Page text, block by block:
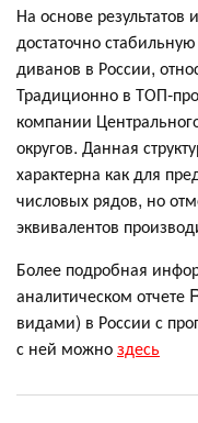
На основе
достаточно
диванов в России,
Традиционно в ТОП-
компании
округов. Данная
характерна как для
числовых рядов, но
эквивалентов
Более подробная
аналитическом
видами) в России с
с ней можноздесь